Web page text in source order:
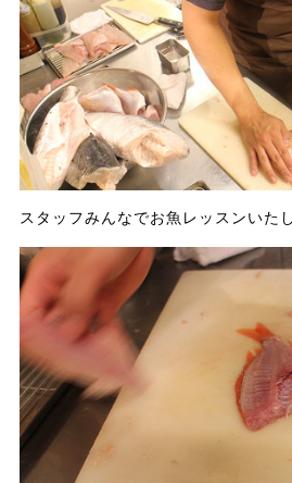
スタッフみんなでお魚レッスンいた